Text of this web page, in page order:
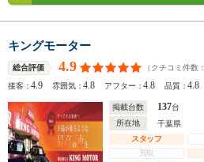
キングモーター
総合評価 4.9 （クチコミ件数：
接客：4.9 雰囲気：4.8 アフター：4.8 品質：4.8
掲載台数 137台
所在地
千葉県
スタッフ
買取